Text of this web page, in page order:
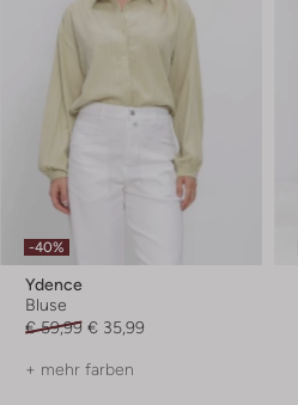
-40%
Ydence
Bluse
€ 59,99 € 35,99
+ mehr farben